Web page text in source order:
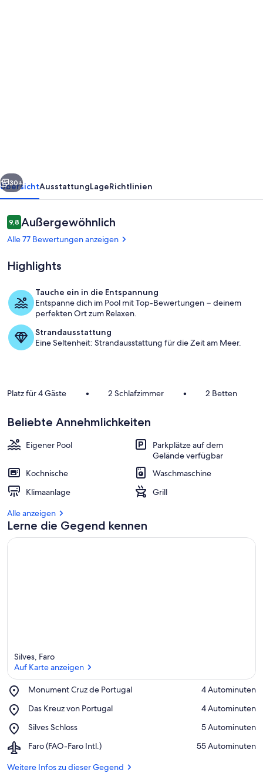
Pool
Weiter
30+
ÜbersichtAusstattungLageRichtlinien
Bewertungen
9,89,8 von 10.
Außergewöhnlich
Alle 77 Bewertungen anzeigen
Highlights
Tauche ein in die Entspannung
Entspanne dich im Pool mit Top-Bewertungen − deinem
perfekten Ort zum Relaxen.
Strandausstattung
Eine Seltenheit: Strandausstattung für die Zeit am Meer.
Platz für 4 Gäste • 2 Schlafzimmer • 2 Betten
Beliebte Annehmlichkeiten
Eigener Pool
Parkplätze auf dem
Gelände verfügbar
Kochnische
Waschmaschine
Klimaanlage
Grill
Alle anzeigen
Lerne die Gegend kennen
Silves, Faro
Auf Karte anzeigen
Monument Cruz de Portugal
Place,
Cruz
Portugal
‪4 Autominuten‬
Das Kreuz von Portugal
Place,
Kreuz
Portugal
‪4 Autominuten‬
Silves Schloss
Place,
Schloss
‪5 Autominuten‬
Faro (FAO-Faro Intl.)
Airport,
(FAO-
‪55 Autominuten‬
Weitere Infos zu dieser Gegend